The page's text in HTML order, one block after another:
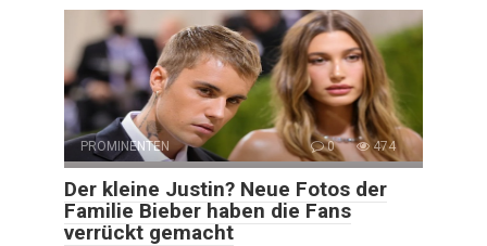
PROMINENTEN 0 474
Der kleine Justin? Neue Fotos der
Familie Bieber haben die Fans
verrückt gemacht